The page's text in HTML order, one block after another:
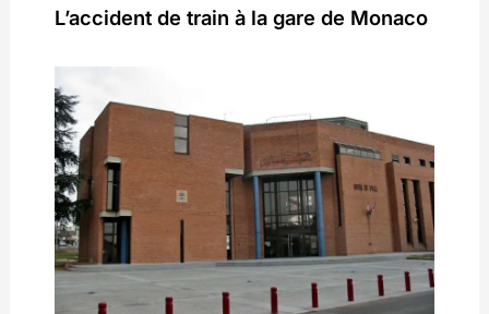
L’accident de train à la gare de Monaco